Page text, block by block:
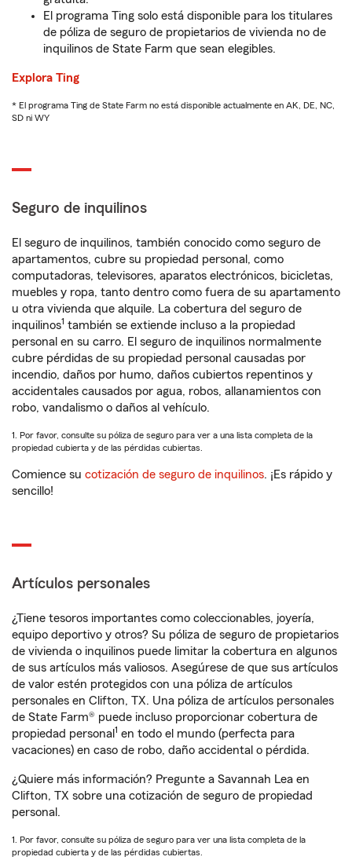
El programa Ting solo está disponible para los titulares
de póliza de seguro de propietarios de vivienda no de
inquilinos de State Farm que sean elegibles.
Explora Ting
* El programa Ting de State Farm no está disponible actualmente en AK, DE, NC,
SD ni WY
Seguro de inquilinos
El seguro de inquilinos, también conocido como seguro de
apartamentos, cubre su propiedad personal, como
computadoras, televisores, aparatos electrónicos, bicicletas,
muebles y ropa, tanto dentro como fuera de su apartamento
u otra vivienda que alquile. La cobertura del seguro de
inquilinos1 también se extiende incluso a la propiedad
personal en su carro. El seguro de inquilinos normalmente
cubre pérdidas de su propiedad personal causadas por
incendio, daños por humo, daños cubiertos repentinos y
accidentales causados por agua, robos, allanamientos con
robo, vandalismo o daños al vehículo.
1. Por favor, consulte su póliza de seguro para ver a una lista completa de la
propiedad cubierta y de las pérdidas cubiertas.
Comience su cotización de seguro de inquilinos. ¡Es rápido y
sencillo!
Artículos personales
¿Tiene tesoros importantes como coleccionables, joyería,
equipo deportivo y otros? Su póliza de seguro de propietarios
de vivienda o inquilinos puede limitar la cobertura en algunos
de sus artículos más valiosos. Asegúrese de que sus artículos
de valor estén protegidos con una póliza de artículos
personales en Clifton, TX. Una póliza de artículos personales
de State Farm® puede incluso proporcionar cobertura de
propiedad personal 1 en todo el mundo (perfecta para
vacaciones) en caso de robo, daño accidental o pérdida.
¿Quiere más información? Pregunte a Savannah Lea en
Clifton, TX sobre una cotización de seguro de propiedad
personal.
1. Por favor, consulte su póliza de seguro para ver una lista completa de la
propiedad cubierta y de las pérdidas cubiertas.